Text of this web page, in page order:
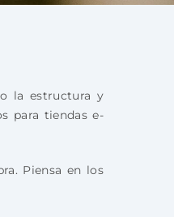
la estructura y
para tiendas e-
Piensa en los